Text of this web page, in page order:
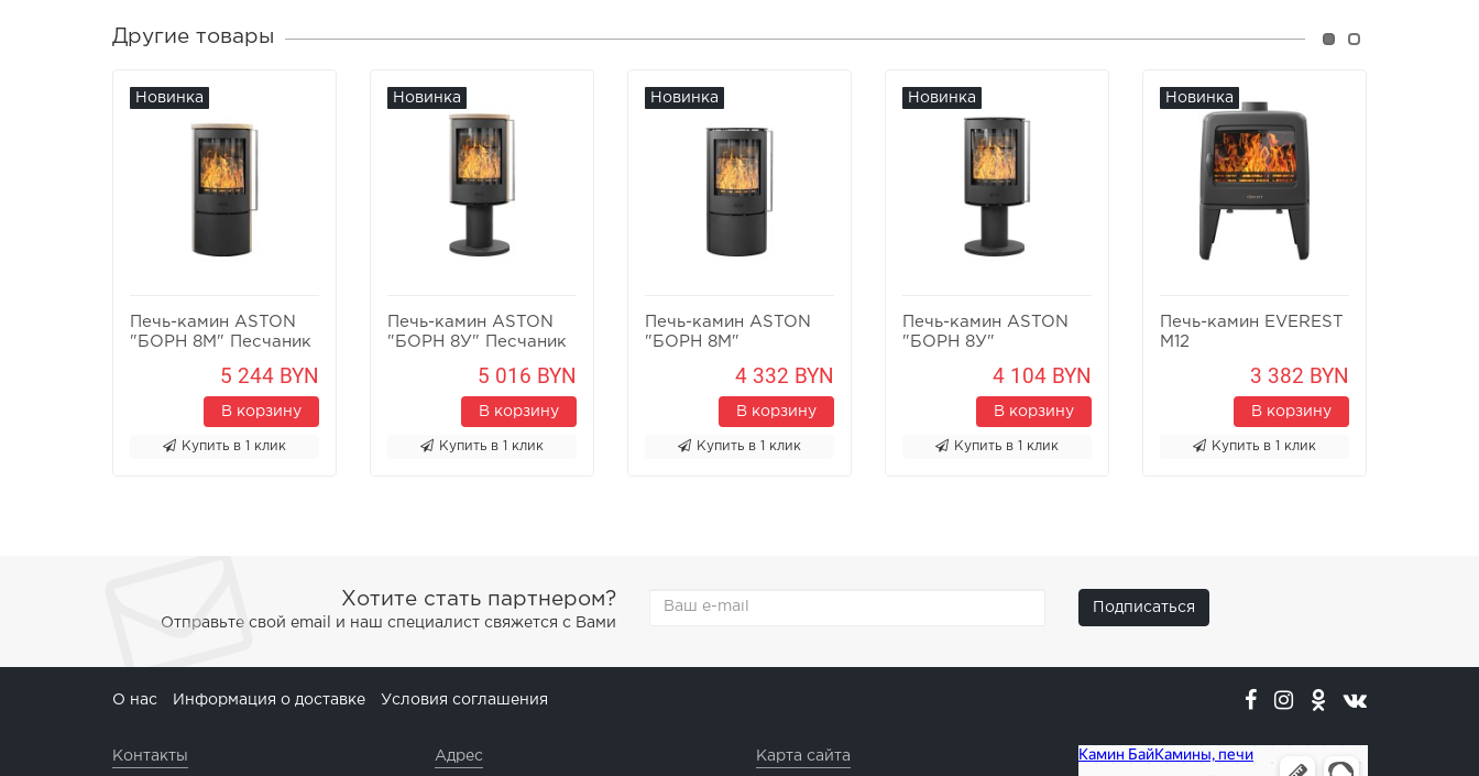
Другие товары
Новинка
Печь-камин ASTON
"БОРН 8М" Песчаник
5 244 BYN
В корзину
Купить в 1 клик
Новинка
Печь-камин ASTON
"БОРН 8У" Песчаник
5 016 BYN
В корзину
Купить в 1 клик
Новинка
Печь-камин ASTON
"БОРН 8М"
4 332 BYN
В корзину
Купить в 1 клик
Новинка
Печь-камин ASTON
"БОРН 8У"
4 104 BYN
В корзину
Купить в 1 клик
Новинка
Печь-камин EVEREST
M12
3 382 BYN
В корзину
Купить в 1 клик
Хотите стать партнером?
Отправьте свой email и наш специалист свяжется с Вами
Подписаться
О нас Информация о доставке Условия соглашения
Контакты Адрес Карта сайта